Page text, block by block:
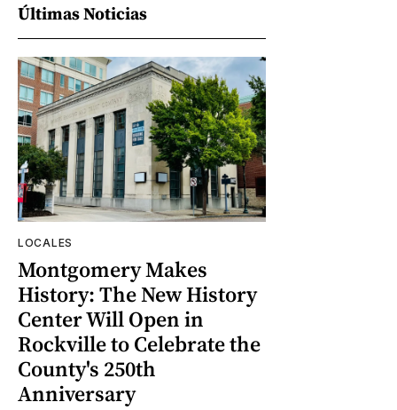
Últimas Noticias
LOCALES
Montgomery Makes
History: The New History
Center Will Open in
Rockville to Celebrate the
County's 250th
Anniversary